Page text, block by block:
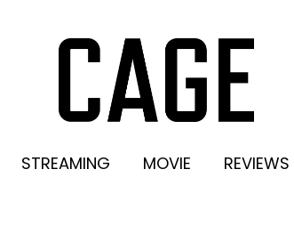
STREAMING MOVIE REVIEWS